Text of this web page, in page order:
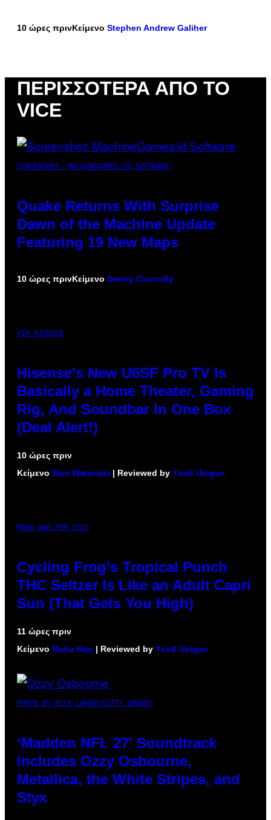
10 ώρες πρινΚείμενο Stephen Andrew Galiher
ΠΕΡΙΣΣΌΤΕΡΑ ΑΠΌ ΤΟ
VICE
SCREENSHOT: MACHINEGAMES/ID SOFTWARE
Quake Returns With Surprise
Dawn of the Machine Update
Featuring 19 New Maps
10 ώρες πρινΚείμενο Denny Connolly
VIA HISENSE
Hisense’s New U6SF Pro TV Is
Basically a Home Theater, Gaming
Rig, And Soundbar In One Box
(Deal Alert!)
10 ώρες πριν
Κείμενο Sam Watanuki | Reviewed by Ysolt Usigan
MAHA HAQ FOR VICE
Cycling Frog’s Tropical Punch
THC Seltzer Is Like an Adult Capri
Sun (That Gets You High)
11 ώρες πριν
Κείμενο Maha Haq | Reviewed by Ysolt Usigan
PHOTO BY NICK LAHAM/GETTY IMAGES
‘Madden NFL 27’ Soundtrack
Includes Ozzy Osbourne,
Metallica, the White Stripes, and
Styx